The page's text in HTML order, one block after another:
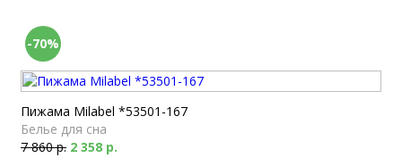
-70%
Пижама Milabel *53501-167
Белье для сна
7 860 р. 2 358 р.